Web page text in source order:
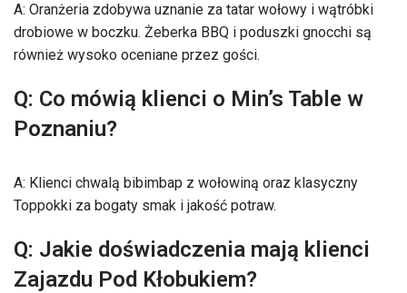
A: Oranżeria zdobywa uznanie za tatar wołowy i wątróbki
drobiowe w boczku. Żeberka BBQ i poduszki gnocchi są
również wysoko oceniane przez gości.
Q: Co mówią klienci o Min’s Table w
Poznaniu?
A: Klienci chwalą bibimbap z wołowiną oraz klasyczny
Toppokki za bogaty smak i jakość potraw.
Q: Jakie doświadczenia mają klienci
Zajazdu Pod Kłobukiem?